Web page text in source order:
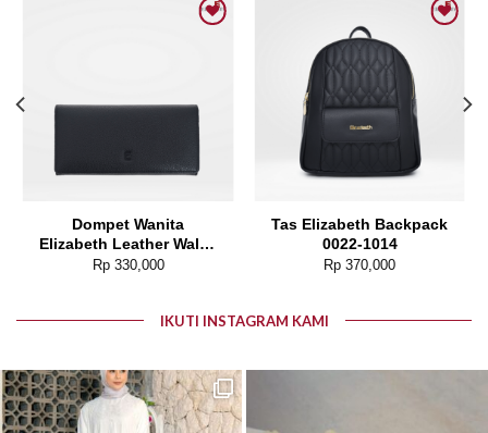
Dompet Wanita
Elizabeth Leather Wallet
0111-0050
Rp330,000
Add to wishlist
Tas Elizabeth Backpack
0022-1014
Rp 370,000
IKUTI INSTAGRAM KAMI